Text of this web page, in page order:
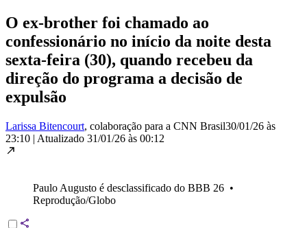
O ex-brother foi chamado ao
confessionário no início da noite desta
sexta-feira (30), quando recebeu da
direção do programa a decisão de
expulsão
Larissa Bitencourt, colaboração para a CNN Brasil30/01/26 às
23:10 | Atualizado 31/01/26 às 00:12
Paulo Augusto é desclassificado do BBB 26 •
Reprodução/Globo